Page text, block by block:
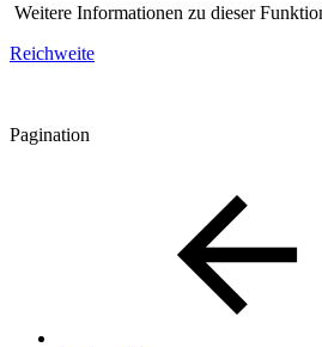
Weitere Informationen zu dieser
Reichweite
Pagination